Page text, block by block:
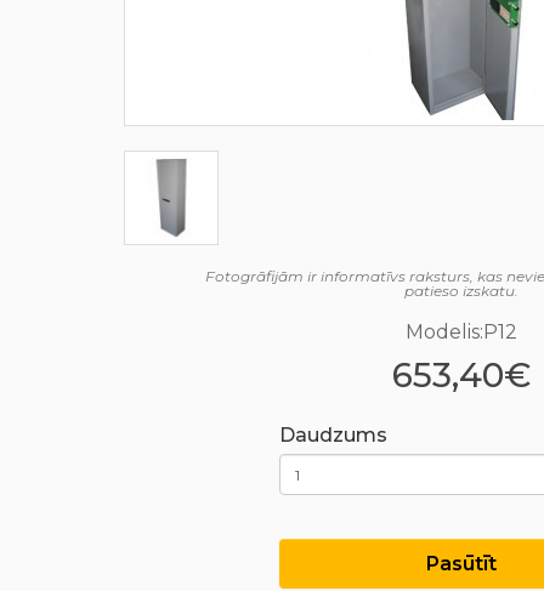
Fotogrāfijām ir informatīvs raksturs, kas
patieso izskatu.
Modelis:P12
653,40€
Daudzums
Pasūtīt